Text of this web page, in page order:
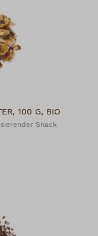
100 G, BIO
Snack